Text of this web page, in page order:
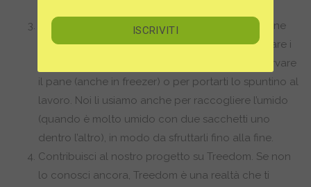
Usa i sacchetti di carta più volte: se sono in buone
condizioni, anche se un po’ stropicciati, puoi usare i
sacchetti di carta nella tua dispensa, per conservare
il pane (anche in freezer) o per portarti lo spuntino al
lavoro. Noi li usiamo anche per raccogliere l’umido
(quando è molto umido con due sacchetti uno
dentro l’altro), in modo da sfruttarli fino alla fine.
Contribuisci al nostro progetto su Treedom. Se non
lo conosci ancora, Treedom è una realtà che ti